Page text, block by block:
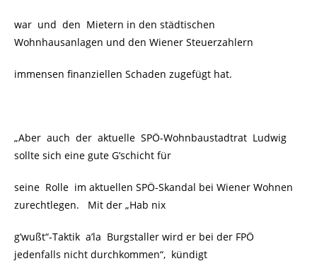
war und den Mietern in den städtischen
Wohnhausanlagen und den Wiener Steuerzahlern
immensen finanziellen Schaden zugefügt hat.
„Aber auch der aktuelle SPÖ-Wohnbaustadtrat Ludwig
sollte sich eine gute G’schicht für
seine Rolle im aktuellen SPÖ-Skandal bei Wiener Wohnen
zurechtlegen. Mit der „Hab nix
g’wußt“-Taktik a’la Burgstaller wird er bei der FPÖ
jedenfalls nicht durchkommen“, kündigt